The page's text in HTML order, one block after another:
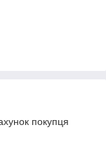
покупця